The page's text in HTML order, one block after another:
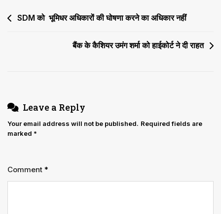
Post
SDM को भूमिधर अधिकारों की घोषणा करने का अधिकार नहीं
बैंक के कैशियर उमंग शर्मा को हाईकोर्ट ने दी राहत
Leave a Reply
Your email address will not be published. Required fields are
marked *
Comment *